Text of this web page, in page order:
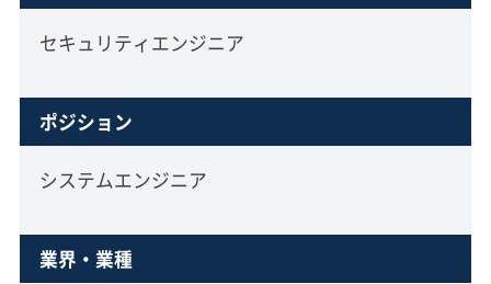
セキュリティエンジニア
ポジション
システムエンジニア
業界・業種